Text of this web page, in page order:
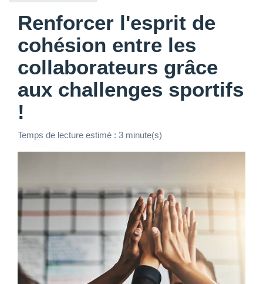
Renforcer l'esprit de
cohésion entre les
collaborateurs grâce
aux challenges sportifs
!
Temps de lecture estimé : 3 minute(s)